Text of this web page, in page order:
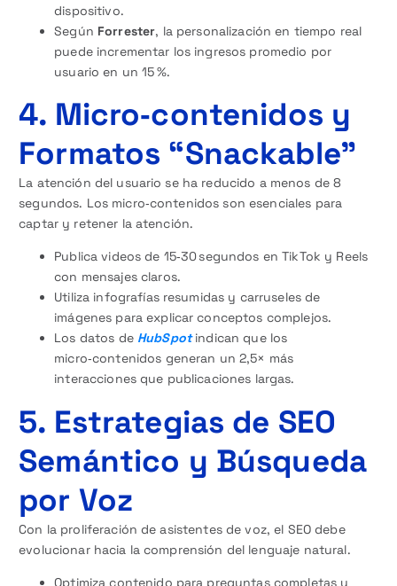
dispositivo.
Según Forrester, la personalización en tiempo real
puede incrementar los ingresos promedio por
usuario en un 15 %.
4. Micro‑contenidos y
Formatos “Snackable”
La atención del usuario se ha reducido a menos de 8
segundos. Los micro‑contenidos son esenciales para
captar y retener la atención.
Publica videos de 15‑30 segundos en TikTok y Reels
con mensajes claros.
Utiliza infografías resumidas y carruseles de
imágenes para explicar conceptos complejos.
Los datos de HubSpotindican que los
micro‑contenidos generan un 2,5× más
interacciones que publicaciones largas.
5. Estrategias de SEO
Semántico y Búsqueda
por Voz
Con la proliferación de asistentes de voz, el SEO debe
evolucionar hacia la comprensión del lenguaje natural.
Optimiza contenido para preguntas completas y